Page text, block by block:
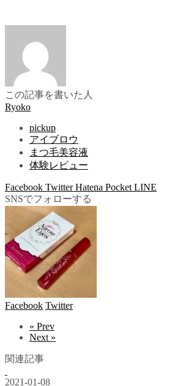
この記事を書いた人
Ryoko
pickup
アイブロウ
まつ毛美容液
体験レビュー
Facebook TwitterHatena PocketLINE
SNSでフォローする
Facebook Twitter
« Prev
Next »
関連記事
2021-01-08